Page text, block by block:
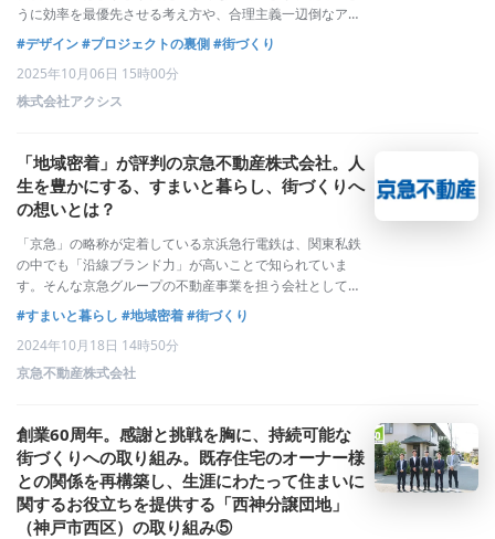
うに効率を最優先させる考え方や、合理主義一辺倒なアプ
ローチでは、こうしたさまざまな問題に対応できなくなっ
てきています。私たちは都市、街、建築、生活をフィール
ドとして、そこにデザインの力を持ち込むこ
#デザイン#プロジェクトの裏側#街づくり
2025年10月06日 15時00分
株式会社アクシス
「地域密着」が評判の京急不動産株式会社。人
生を豊かにする、すまいと暮らし、街づくりへ
の想いとは？
「京急」の略称が定着している京浜急行電鉄は、関東私鉄
の中でも「沿線ブランド力」が高いことで知られていま
す。そんな京急グループの不動産事業を担う会社として、
沿線を中心としたお客様から高い評判を得ているのが、京
急不動産株式会社です。取締役社長の田中利充氏が、すま
いと暮らし、街づくりに込める想いなどを語り
#すまいと暮らし #地域密着#街づくり
2024年10月18日 14時50分
京急不動産株式会社
創業60周年。感謝と挑戦を胸に、持続可能な
街づくりへの取り組み。既存住宅のオーナー様
との関係を再構築し、生涯にわたって住まいに
関するお役立ちを提供する「西神分譲団地」
（神戸市西区）の取り組み⑤